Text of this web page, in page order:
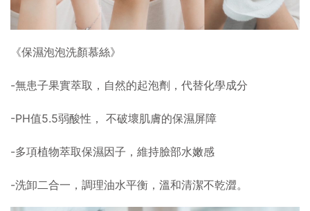
《保濕泡泡洗顏慕絲》
-無患子果實萃取，自然的起泡劑，代替化學成分
-PH值5.5弱酸性， 不破壞肌膚的保濕屏障
-多項植物萃取保濕因子，維持臉部水嫩感
-洗卸二合一，調理油水平衡，溫和清潔不乾澀。